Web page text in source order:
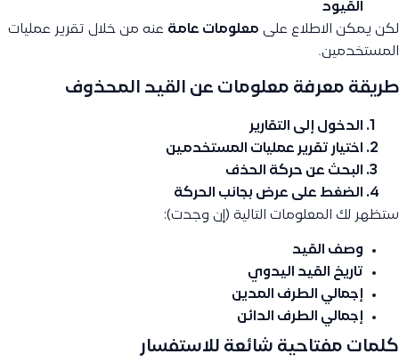
القيود
لكن يمكن الاطلاع على معلومات عامة عنه من خلال تقرير عمليات
المستخدمين.
طريقة معرفة معلومات عن القيد المحذوف
الدخول إلى التقارير
اختيار تقرير عمليات المستخدمين
البحث عن حركة الحذف
الضغط على عرض بجانب الحركة
ستظهر لك المعلومات التالية (إن وجدت):
وصف القيد
تاريخ القيد اليدوي
إجمالي الطرف المدين
إجمالي الطرف الدائن
كلمات مفتاحية شائعة للاستفسار